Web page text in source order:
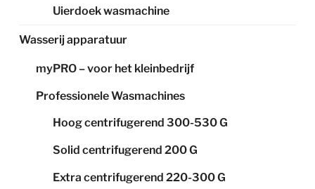
Uierdoek wasmachine
Wasserij apparatuur
myPRO – voor het kleinbedrijf
Professionele Wasmachines
Hoog centrifugerend 300-530 G
Solid centrifugerend 200 G
Extra centrifugerend 220-300 G